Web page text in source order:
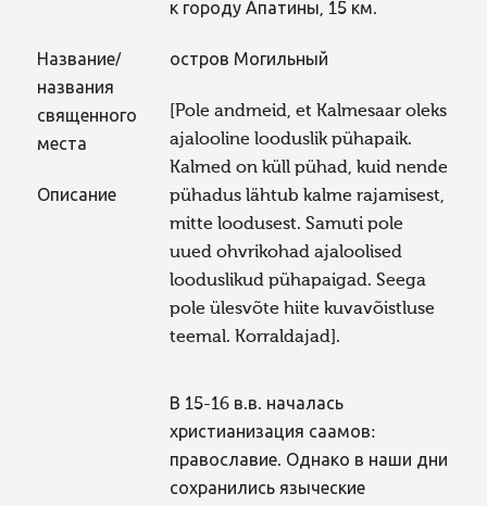
к городу Апатины, 15 км.
Название/
названия
священного
места
остров Могильный
Описание
[Pole andmeid, et Kalmesaar oleks
ajalooline looduslik pühapaik.
Kalmed on küll pühad, kuid nende
pühadus lähtub kalme rajamisest,
mitte loodusest. Samuti pole
uued ohvrikohad ajaloolised
looduslikud pühapaigad. Seega
pole ülesvõte hiite kuvavõistluse
teemal. Korraldajad].
В 15-16 в.в. началась
христианизация саамов:
православие. Однако в наши дни
сохранились языческие